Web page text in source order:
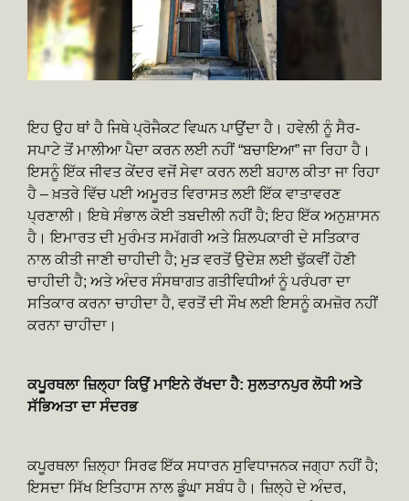
ਇਹ ਉਹ ਥਾਂ ਹੈ ਜਿਥੇ ਪ੍ਰੋਜੈਕਟ ਵਿਘਨ ਪਾਉਂਦਾ ਹੈ। ਹਵੇਲੀ ਨੂੰ ਸੈਰ-
ਸਪਾਟੇ ਤੋਂ ਮਾਲੀਆ ਪੈਦਾ ਕਰਨ ਲਈ ਨਹੀਂ “ਬਚਾਇਆ” ਜਾ ਰਿਹਾ ਹੈ।
ਇਸਨੂੰ ਇੱਕ ਜੀਵਤ ਕੇਂਦਰ ਵਜੋਂ ਸੇਵਾ ਕਰਨ ਲਈ ਬਹਾਲ ਕੀਤਾ ਜਾ ਰਿਹਾ
ਹੈ – ਖ਼ਤਰੇ ਵਿੱਚ ਪਈ ਅਮੂਰਤ ਵਿਰਾਸਤ ਲਈ ਇੱਕ ਵਾਤਾਵਰਣ
ਪ੍ਰਣਾਲੀ। ਇਥੇ ਸੰਭਾਲ ਕੋਈ ਤਬਦੀਲੀ ਨਹੀਂ ਹੈ; ਇਹ ਇੱਕ ਅਨੁਸ਼ਾਸਨ
ਹੈ। ਇਮਾਰਤ ਦੀ ਮੁਰੰਮਤ ਸਮੱਗਰੀ ਅਤੇ ਸ਼ਿਲਪਕਾਰੀ ਦੇ ਸਤਿਕਾਰ
ਨਾਲ ਕੀਤੀ ਜਾਣੀ ਚਾਹੀਦੀ ਹੈ; ਮੁੜ ਵਰਤੋਂ ਉਦੇਸ਼ ਲਈ ਢੁੱਕਵੀਂ ਹੋਣੀ
ਚਾਹੀਦੀ ਹੈ; ਅਤੇ ਅੰਦਰ ਸੰਸਥਾਗਤ ਗਤੀਵਿਧੀਆਂ ਨੂੰ ਪਰੰਪਰਾ ਦਾ
ਸਤਿਕਾਰ ਕਰਨਾ ਚਾਹੀਦਾ ਹੈ, ਵਰਤੋਂ ਦੀ ਸੌਖ ਲਈ ਇਸਨੂੰ ਕਮਜ਼ੋਰ ਨਹੀਂ
ਕਰਨਾ ਚਾਹੀਦਾ।
ਕਪੂਰਥਲਾ ਜ਼ਿਲ੍ਹਾ ਕਿਉਂ ਮਾਇਨੇ ਰੱਖਦਾ ਹੈ: ਸੁਲਤਾਨਪੁਰ ਲੋਧੀ ਅਤੇ
ਸੱਭਿਅਤਾ ਦਾ ਸੰਦਰਭ
ਕਪੂਰਥਲਾ ਜ਼ਿਲ੍ਹਾ ਸਿਰਫ ਇੱਕ ਸਧਾਰਨ ਸੁਵਿਧਾਜਨਕ ਜਗ੍ਹਾ ਨਹੀਂ ਹੈ;
ਇਸਦਾ ਸਿੱਖ ਇਤਿਹਾਸ ਨਾਲ ਡੂੰਘਾ ਸਬੰਧ ਹੈ। ਜ਼ਿਲ੍ਹੇ ਦੇ ਅੰਦਰ,